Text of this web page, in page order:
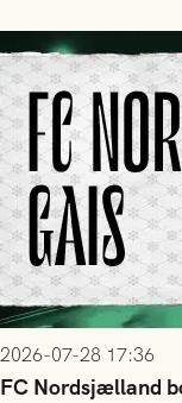
2026-07-28 17:36
FC Nordsjælland